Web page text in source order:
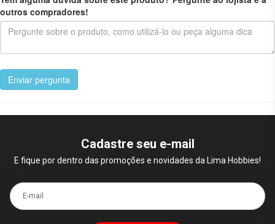
outros compradores!
Enviar pergunta
Cadastre seu e-mail
E fique por dentro das promoções e novidades da Lima Hobbies!
E-mail